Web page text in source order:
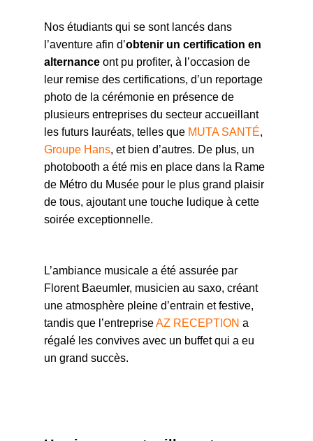
Nos étudiants qui se sont lancés dans
l’aventure afin d’obtenir un certification en
alternance ont pu profiter, à l’occasion de
leur remise des certifications, d’un reportage
photo de la cérémonie en présence de
plusieurs entreprises du secteur accueillant
les futurs lauréats, telles que MUTA SANTÉ,
Groupe Hans, et bien d’autres. De plus, un
photobooth a été mis en place dans la Rame
de Métro du Musée pour le plus grand plaisir
de tous, ajoutant une touche ludique à cette
soirée exceptionnelle.
L’ambiance musicale a été assurée par
Florent Baeumler, musicien au saxo, créant
une atmosphère pleine d’entrain et festive,
tandis que l’entrepriseAZ RECEPTION a
régalé les convives avec un buffet qui a eu
un grand succès.